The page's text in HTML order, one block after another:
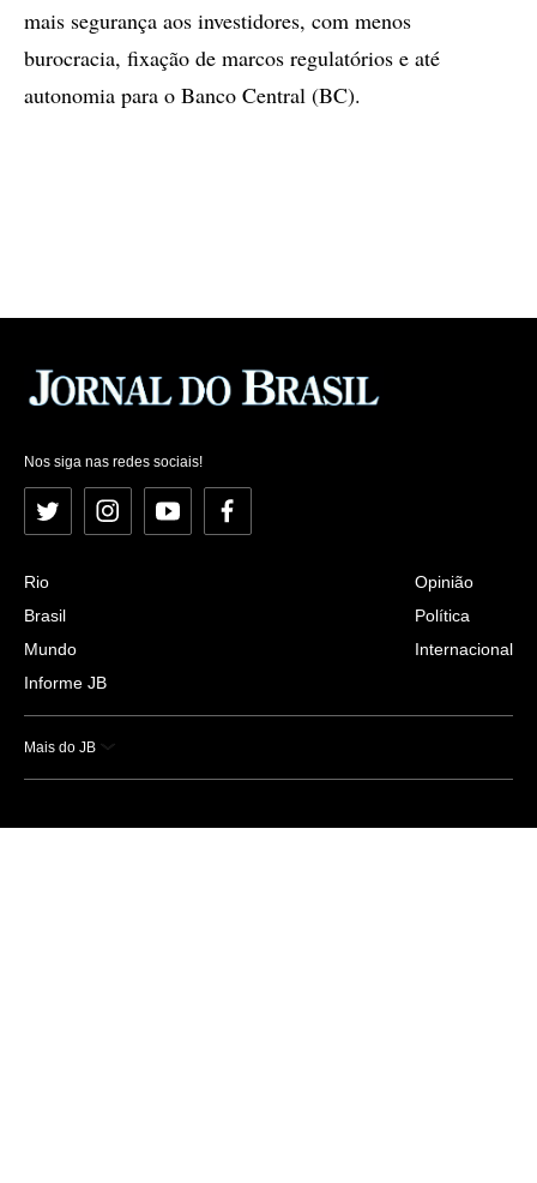
mais segurança aos investidores, com menos
burocracia, fixação de marcos regulatórios e até
autonomia para o Banco Central (BC).
Nos siga nas redes sociais!
Twitter InstagramYouTubeFacebook
Rio
Brasil
Mundo
Informe JB
Opinião
Política
Internacional
Mais do JB
Esportes